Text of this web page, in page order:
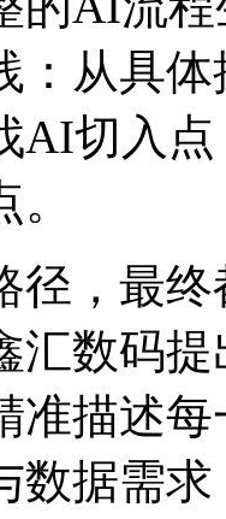
：从具体
切入点
，
鑫汇数码
准描述
数据需求